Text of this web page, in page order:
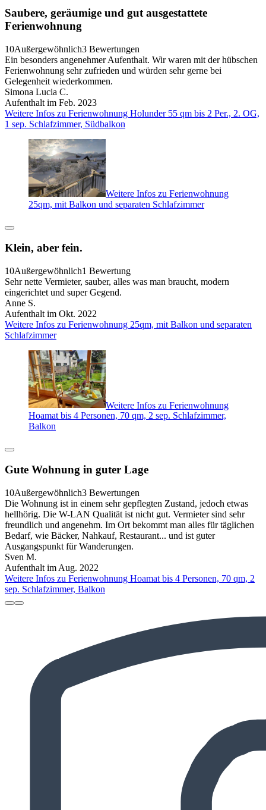
Saubere, geräumige und gut ausgestattete
Ferienwohnung
10Außergewöhnlich3 Bewertungen
Ein besonders angenehmer Aufenthalt. Wir waren mit der hübschen
Ferienwohnung sehr zufrieden und würden sehr gerne bei
Gelegenheit wiederkommen.
Simona Lucia C.
Aufenthalt im Feb. 2023
Weitere Infos zu Ferienwohnung Holunder 55 qm bis 2 Per., 2. OG,
1 sep. Schlafzimmer, Südbalkon
Weitere Infos zu Ferienwohnung
25qm, mit Balkon und separaten Schlafzimmer
Klein, aber fein.
10Außergewöhnlich1 Bewertung
Sehr nette Vermieter, sauber, alles was man braucht, modern
eingerichtet und super Gegend.
Anne S.
Aufenthalt im Okt. 2022
Weitere Infos zu Ferienwohnung 25qm, mit Balkon und separaten
Schlafzimmer
Weitere Infos zu Ferienwohnung
Hoamat bis 4 Personen, 70 qm, 2 sep. Schlafzimmer,
Balkon
Gute Wohnung in guter Lage
10Außergewöhnlich3 Bewertungen
Die Wohnung ist in einem sehr gepflegten Zustand, jedoch etwas
hellhörig. Die W-LAN Qualität ist nicht gut. Vermieter sind sehr
freundlich und angenehm. Im Ort bekommt man alles für täglichen
Bedarf, wie Bäcker, Nahkauf, Restaurant... und ist guter
Ausgangspunkt für Wanderungen.
Sven M.
Aufenthalt im Aug. 2022
Weitere Infos zu Ferienwohnung Hoamat bis 4 Personen, 70 qm, 2
sep. Schlafzimmer, Balkon